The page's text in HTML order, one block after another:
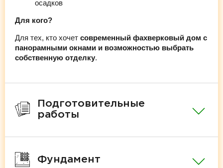
осадков
Для кого?
Для тех, кто хочет современный фахверковый дом с
панорамными окнами и возможностью выбрать
собственную отделку.
Подготовительные
работы
Фундамент